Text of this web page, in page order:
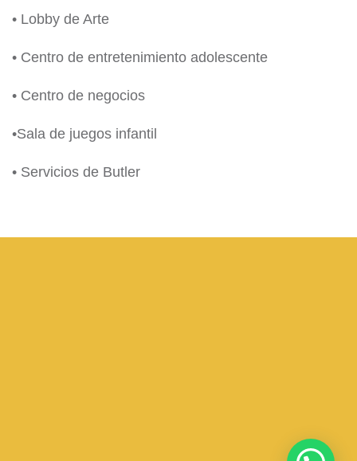
• Lobby de Arte
• Centro de entretenimiento adolescente
• Centro de negocios
•Sala de juegos infantil
• Servicios de Butler